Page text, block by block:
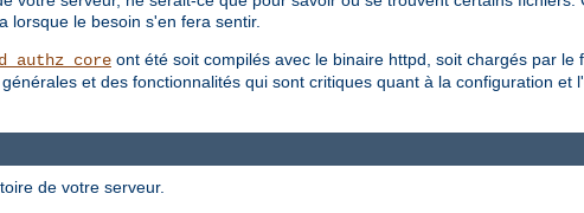
lorsque le besoin s'en fera sentir.
ont été soit compilés avec le binaire httpd, soit chargés par le
et des fonctionnalités qui sont critiques quant à la configuration et
de votre serveur.